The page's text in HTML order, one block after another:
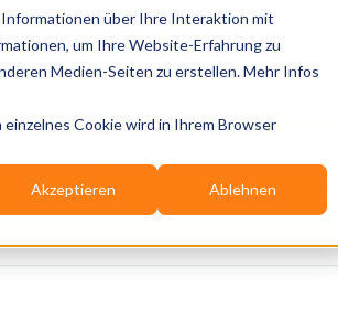
über Ihre Interaktion mit
um Ihre Website-Erfahrung zu
Medien-Seiten zu erstellen. Mehr Infos
Cookie wird in Ihrem Browser
Akzeptieren Ablehnen
Branchen-Infos Services Blog